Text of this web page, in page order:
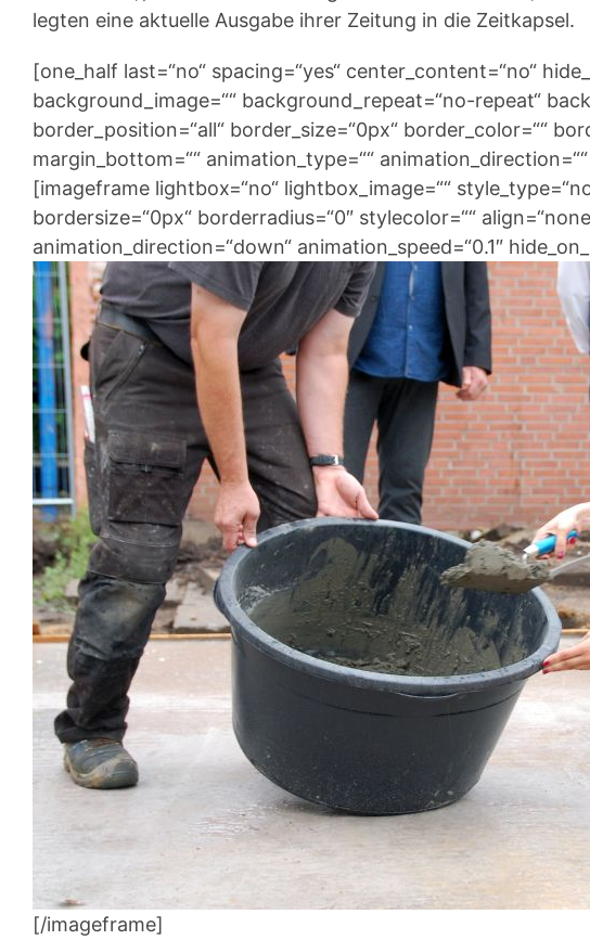
legten eine aktuelle Ausgabe ihrer Zeitung in die Zeitkapsel.
[one_half last=“no“ spacing=“yes“ center_content=“no“
background_image=““ background_repeat=“no-repeat“
border_position=“all“ border_size=“0px“ border_color=““
margin_bottom=““ animation_type=““ animation_direction=““
[imageframe lightbox=“no“ lightbox_image=““
bordersize=“0px“ borderradius=“0″ stylecolor=““
animation_direction=“down“ animation_speed=“0.1″
[/imageframe]